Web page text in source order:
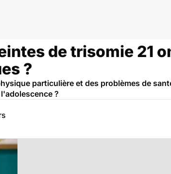
de trisomie 21
?
particulière et des problèmes de
?